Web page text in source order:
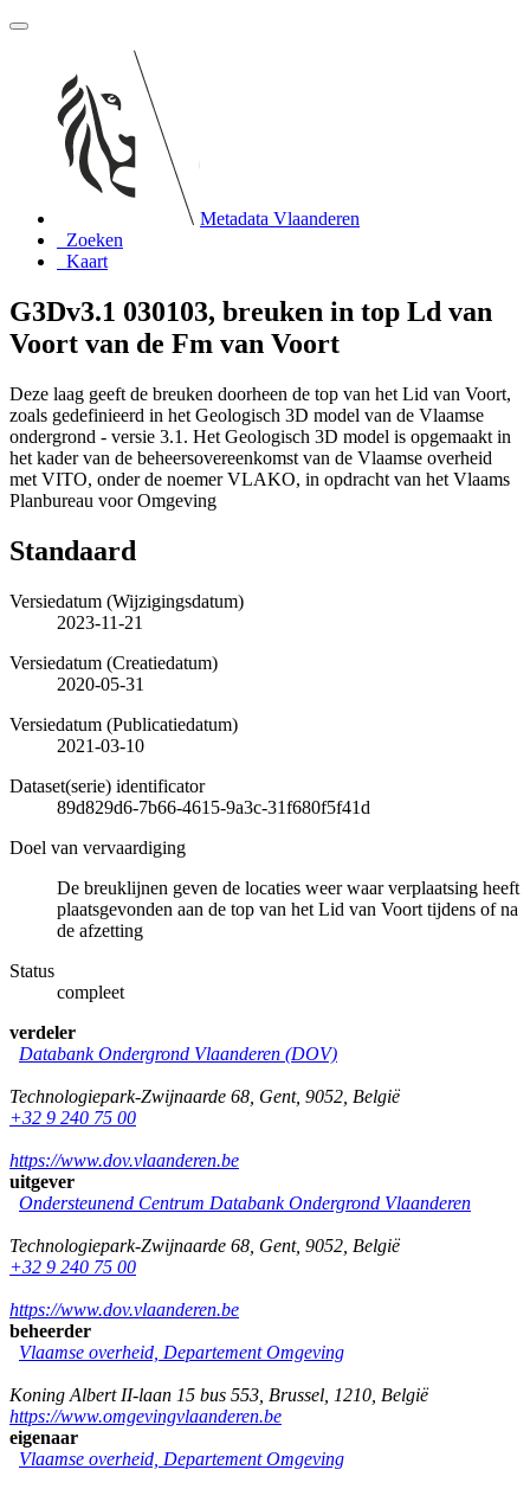
Metadata Vlaanderen
Zoeken
Kaart
G3Dv3.1 030103, breuken in top Ld van
Voort van de Fm van Voort
Deze laag geeft de breuken doorheen de top van het Lid van Voort,
zoals gedefinieerd in het Geologisch 3D model van de Vlaamse
ondergrond - versie 3.1. Het Geologisch 3D model is opgemaakt in
het kader van de beheersovereenkomst van de Vlaamse overheid
met VITO, onder de noemer VLAKO, in opdracht van het Vlaams
Planbureau voor Omgeving
Standaard
Versiedatum (Wijzigingsdatum)
2023-11-21
Versiedatum (Creatiedatum)
2020-05-31
Versiedatum (Publicatiedatum)
2021-03-10
Dataset(serie) identificator
89d829d6-7b66-4615-9a3c-31f680f5f41d
Doel van vervaardiging
De breuklijnen geven de locaties weer waar verplaatsing heeft
plaatsgevonden aan de top van het Lid van Voort tijdens of na
de afzetting
Status
compleet
verdeler
Databank Ondergrond Vlaanderen (DOV)
Technologiepark-Zwijnaarde 68 Gent, 9052 België
+32 9 240 75 00
https://www.dov.vlaanderen.be
uitgever
Ondersteunend Centrum Databank Ondergrond Vlaanderen
Technologiepark-Zwijnaarde 68 Gent, 9052 België
+32 9 240 75 00
https://www.dov.vlaanderen.be
beheerder
Vlaamse overheid, Departement Omgeving
Koning Albert II-laan 15 bus 553 Brussel 1210 België
https://www.omgevingvlaanderen.be
eigenaar
Vlaamse overheid, Departement Omgeving